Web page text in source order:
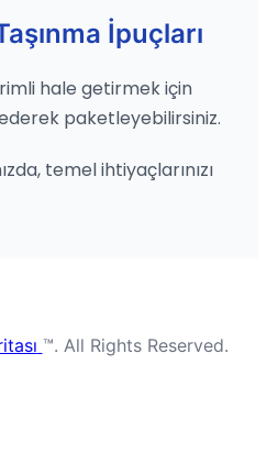
İpuçları
hale getirmek için
paketleyebilirsiniz.
temel ihtiyaçlarınızı
™. All Rights Reserved.